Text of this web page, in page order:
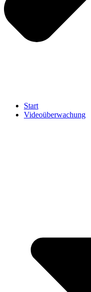
Start
Videoüberwachung